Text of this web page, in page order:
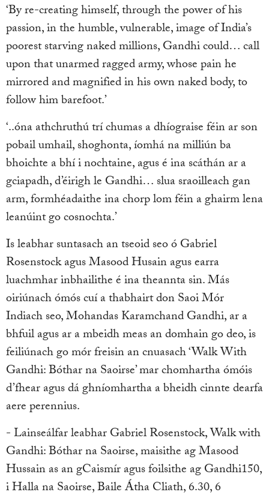
‘By re-creating himself, through the power of his
passion, in the humble, vulnerable, image of India’s
poorest starving naked millions, Gandhi could… call
upon that unarmed ragged army, whose pain he
mirrored and magnified in his own naked body, to
follow him barefoot.’
‘..óna athchruthú trí chumas a dhíograise féin ar son
pobail umhail, shoghonta, íomhá na milliún ba
bhoichte a bhí i nochtaine, agus é ina scáthán ar a
gciapadh, d’éirigh le Gandhi… slua sraoilleach gan
arm, formhéadaithe ina chorp lom féin a ghairm lena
leanúint go cosnochta.’
Is leabhar suntasach an tseoid seo ó Gabriel
Rosenstock agus Masood Husain agus earra
luachmhar inbhailithe é ina theannta sin. Más
oiriúnach ómós cuí a thabhairt don Saoi Mór
Indiach seo, Mohandas Karamchand Gandhi, ar a
bhfuil agus ar a mbeidh meas an domhain go deo, is
feiliúnach go mór freisin an cnuasach ‘Walk With
Gandhi: Bóthar na Saoirse’ mar chomhartha ómóis
d’fhear agus dá ghníomhartha a bheidh cinnte dearfa
aere perennius.
- Lainseálfar leabhar Gabriel Rosenstock, Walk with
Gandhi: Bóthar na Saoirse, maisithe ag Masood
Hussain as an gCaismír agus foilsithe ag Gandhi150,
i Halla na Saoirse, Baile Átha Cliath, 6.30, 6